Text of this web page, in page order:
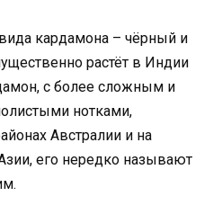
кардамона – чёрный и
растёт в Индии
с более сложным и
нотками,
Австралии и на
его нередко называют